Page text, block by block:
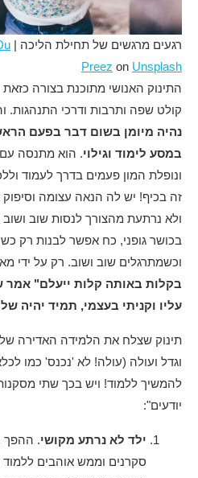
רגעים מרגשים של תחילת הליכה | Photo by
Preez on Unsplash
התינוק האנושי מתוכנת בצורה
קולט שפה ותרבות ודרכי התנהגות.
נהיה מיומן בשום דבר בפעם
במסע לימוד וגילוי. הוא מתנסה עם
ונופלת המון פעמים בדרך לעמוד
זה בכיף! יש לה הנאה עצומה
ולא נרתעת מהצורך לנסות שוב
בכושר גופני, כח אפשר לבנות רק
וכשמתרגלים שוב ושוב. רק על ידי
בקלות באותה קלות ייעלם"
עליו וקניתי בעצמי, תמיד יהיה
תינוק שצלח את הלמידה האדירה
וגדל ועולה (עולה! לא 'נכנס' כמו
להמשיך ללמוד! ויש בכך שתי
יודעים":
ילד לא נרתע מקושי. ההפך
סקרנים וממש אוהבים ללמוד